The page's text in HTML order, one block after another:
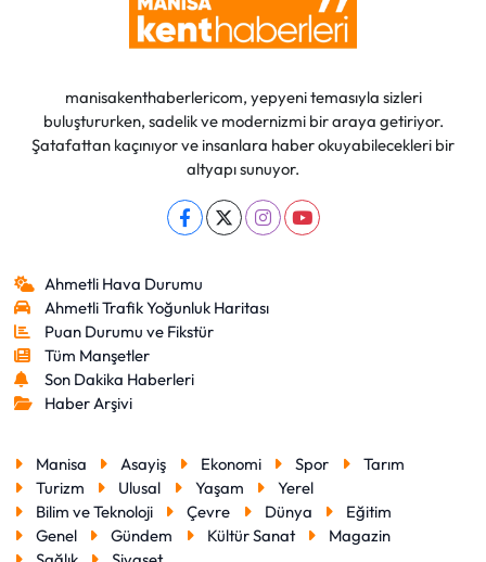
manisakenthaberlericom, yepyeni temasıyla sizleri
buluştururken, sadelik ve modernizmi bir araya getiriyor.
Şatafattan kaçınıyor ve insanlara haber okuyabilecekleri bir
altyapı sunuyor.
Ahmetli Hava Durumu
Ahmetli Trafik Yoğunluk Haritası
Puan Durumu ve Fikstür
Tüm Manşetler
Son Dakika Haberleri
Haber Arşivi
Manisa Asayiş Ekonomi Spor
Tarım
Turizm
Ulusal Yaşam
Yerel
Bilim ve Teknoloji
Çevre Dünya
Eğitim
Genel
Gündem Kültür Sanat
Magazin